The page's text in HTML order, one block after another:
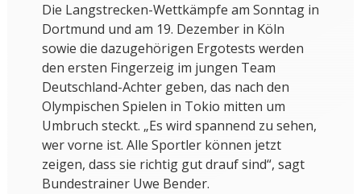
Die Langstrecken-Wettkämpfe am Sonntag in
Dortmund und am 19. Dezember in Köln
sowie die dazugehörigen Ergotests werden
den ersten Fingerzeig im jungen Team
Deutschland-Achter geben, das nach den
Olympischen Spielen in Tokio mitten um
Umbruch steckt. „Es wird spannend zu sehen,
wer vorne ist. Alle Sportler können jetzt
zeigen, dass sie richtig gut drauf sind“, sagt
Bundestrainer Uwe Bender.